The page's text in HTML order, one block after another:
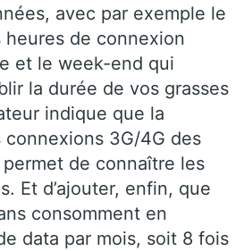
avec par exemple le
heures de connexion
et le week-end qui
la durée de vos grasses
indique que la
connexions 3G/4G des
de connaître les
Et d’ajouter, enfin, que
consomment en
data par mois, soit 8 fois